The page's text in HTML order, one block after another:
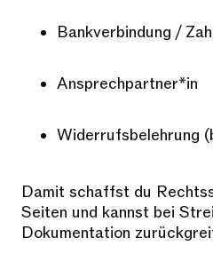
Bankverbindung /
Ansprechpartner*in
Widerrufsbelehrung
Damit schaffst du
Seiten und kannst bei
Dokumentation